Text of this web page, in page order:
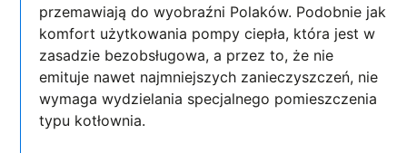
przemawiają do wyobraźni Polaków. Podobnie jak
komfort użytkowania pompy ciepła, która jest w
zasadzie bezobsługowa, a przez to, że nie
emituje nawet najmniejszych zanieczyszczeń, nie
wymaga wydzielania specjalnego pomieszczenia
typu kotłownia.